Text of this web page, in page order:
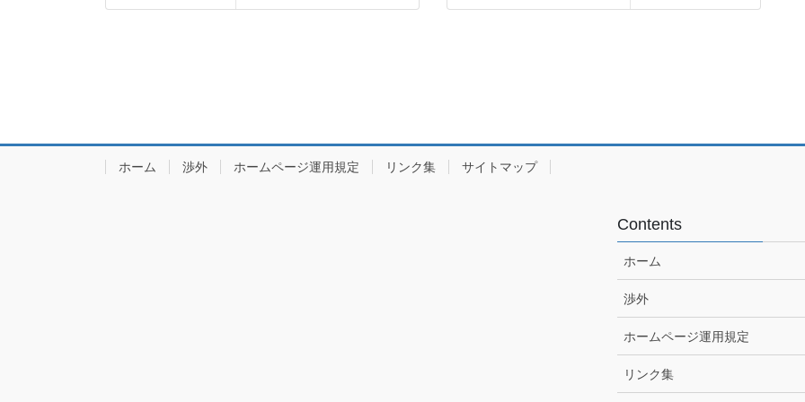
ホーム 渉外 ホームページ運用規定 リンク集 サイトマップ
Contents
ホーム
渉外
ホームページ運用規定
リンク集